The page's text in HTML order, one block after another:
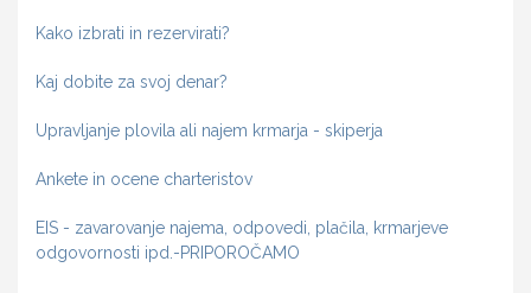
Kako izbrati in rezervirati?
Kaj dobite za svoj denar?
Upravljanje plovila ali najem krmarja - skiperja
Ankete in ocene charteristov
EIS - zavarovanje najema, odpovedi, plačila, krmarjeve
odgovornosti ipd.-PRIPOROČAMO